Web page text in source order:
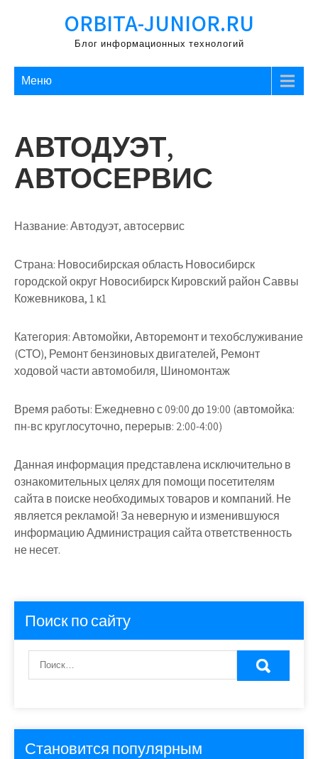
ORBITA-JUNIOR.RU
Блог информационных технологий
Меню
АВТОДУЭТ,
АВТОСЕРВИС
Название:Автодуэт, автосервис
Страна: Новосибирская область Новосибирск
городской округ Новосибирск Кировский район Саввы
Кожевникова, 1 к1
Категория:Автомойки, Авторемонт и техобслуживание
(СТО), Ремонт бензиновых двигателей, Ремонт
ходовой части автомобиля, Шиномонтаж
Время работы: Ежедневно с 09:00 до 19:00 (автомойка:
пн-вс круглосуточно, перерыв: 2:00-4:00)
Данная информация представлена исключительно в
ознакомительных целях для помощи посетителям
сайта в поиске необходимых товаров и компаний. Не
является рекламой! За неверную и изменившуюся
информацию Администрация сайта ответственность
не несет.
Поиск по сайту
Становится популярным